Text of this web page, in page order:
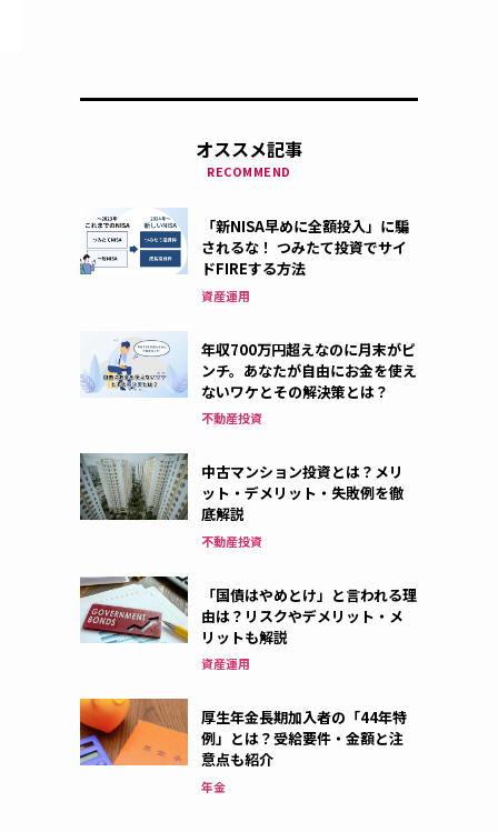
オススメ記事
RECOMMEND
「新NISA早めに全額投入」に騙
されるな！ つみたて投資でサイ
ドFIREする方法
資産運用
年収700万円超えなのに月末がピ
ンチ。あなたが自由にお金を使え
ないワケとその解決策とは？
不動産投資
中古マンション投資とは？メリ
ット・デメリット・失敗例を徹
底解説
不動産投資
「国債はやめとけ」と言われる理
由は？リスクやデメリット・メ
リットも解説
資産運用
厚生年金長期加入者の「44年特
例」とは？受給要件・金額と注
意点も紹介
年金